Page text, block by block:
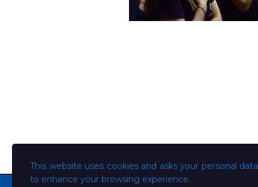
This website uses cookies and asks your personal data
to enhance your browsing experience.